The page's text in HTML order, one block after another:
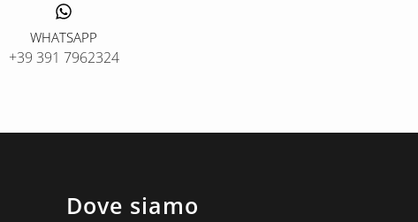
WHATSAPP
+39 391 7962324
Dove siamo